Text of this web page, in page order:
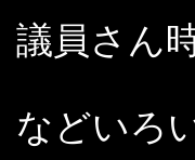
議員さん
などいろ